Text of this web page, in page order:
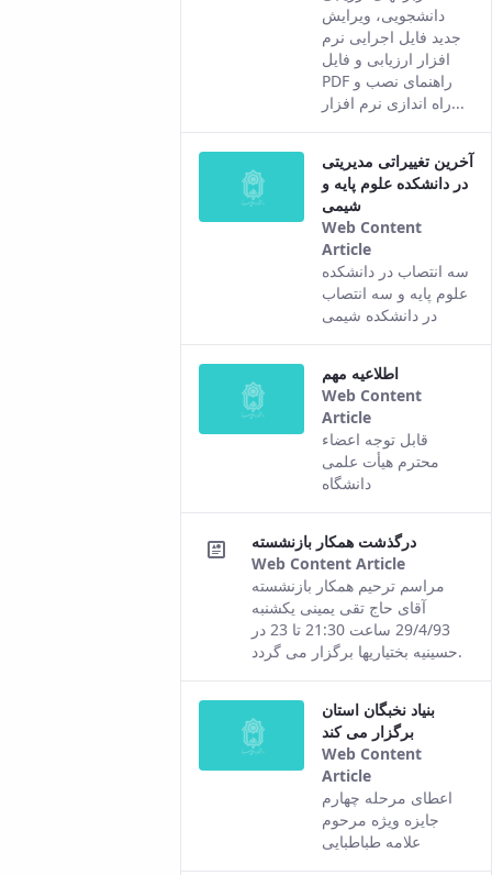
دانشجویی، ویرایش
جدید فایل اجرایی نرم
افزار ارزیابی و فایل
PDF راهنمای نصب و
راه اندازی نرم افزار...
آخرین تغییراتی مدیریتی
در دانشکده علوم پایه و
شیمی
Web Content
Article
This result
comes from
the Persian
version of this
سه انتصاب در دانشکده
علوم پایه و سه انتصاب
در دانشکده شیمی
اطلاعیه مهم
Web Content
Article
This result
comes from
the Persian
قابل توجه اعضاء
محترم هیأت علمی
دانشگاه
درگذشت همکار بازنشسته
Web Content Article
This
result
comes
from the
this
content.
مراسم ترحیم همکار بازنشسته
آقای حاج تقی یمینی یکشنبه
29/4/93 ساعت 21:30 تا 23 در
حسینیه بختیاریها برگزار می گردد.
بنیاد نخبگان استان
برگزار می کند
Web Content
Article
This result
comes from
the Persian
اعطای مرحله چهارم
جایزه ویژه مرحوم
علامه طباطبایی